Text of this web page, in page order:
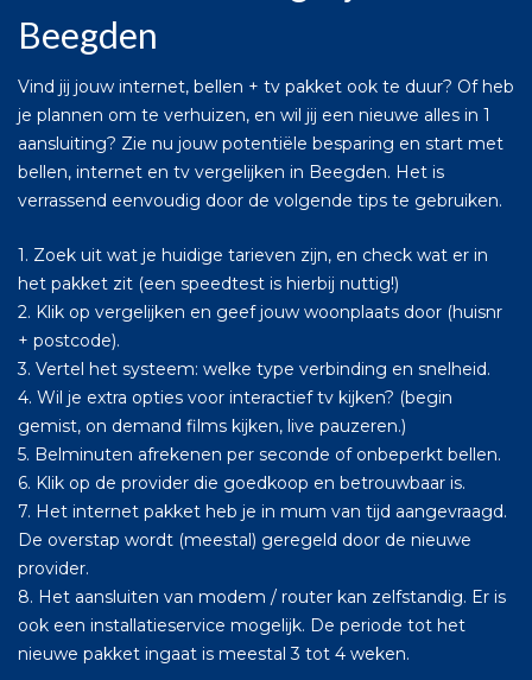
Beegden
Vind jij jouw internet, bellen + tv pakket ook te duur? Of heb
je plannen om te verhuizen, en wil jij een nieuwe alles in 1
aansluiting? Zie nu jouw potentiële besparing en start met
bellen, internet en tv vergelijken in Beegden. Het is
verrassend eenvoudig door de volgende tips te gebruiken.
1. Zoek uit wat je huidige tarieven zijn, en check wat er in
het pakket zit (een speedtest is hierbij nuttig!)
2. Klik op vergelijken en geef jouw woonplaats door (huisnr
+ postcode).
3. Vertel het systeem: welke type verbinding en snelheid.
4. Wil je extra opties voor interactief tv kijken? (begin
gemist, on demand films kijken, live pauzeren.)
5. Belminuten afrekenen per seconde of onbeperkt bellen.
6. Klik op de provider die goedkoop en betrouwbaar is.
7. Het internet pakket heb je in mum van tijd aangevraagd.
De overstap wordt (meestal) geregeld door de nieuwe
provider.
8. Het aansluiten van modem / router kan zelfstandig. Er is
ook een installatieservice mogelijk. De periode tot het
nieuwe pakket ingaat is meestal 3 tot 4 weken.